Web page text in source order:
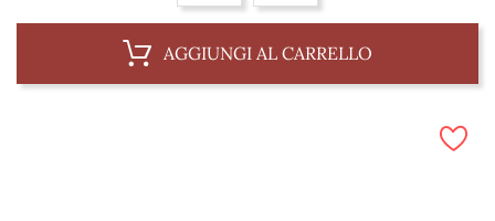
AGGIUNGI AL CARRELLO